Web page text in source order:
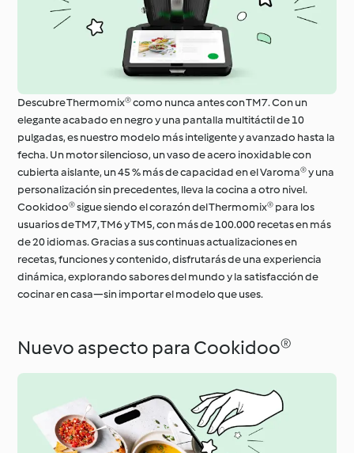
Descubre Thermomix® como nunca antes con TM7. Con un
elegante acabado en negro y una pantalla multitáctil de 10
pulgadas, es nuestro modelo más inteligente y avanzado hasta la
fecha. Un motor silencioso, un vaso de acero inoxidable con
cubierta aislante, un 45 % más de capacidad en el Varoma® y una
personalización sin precedentes, lleva la cocina a otro nivel.
Cookidoo® sigue siendo el corazón del Thermomix® para los
usuarios de TM7, TM6 y TM5, con más de 100.000 recetas en más
de 20 idiomas. Gracias a sus continuas actualizaciones en
recetas, funciones y contenido, disfrutarás de una experiencia
dinámica, explorando sabores del mundo y la satisfacción de
cocinar en casa—sin importar el modelo que uses.
Nuevo aspecto para Cookidoo®